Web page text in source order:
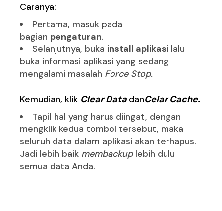
Caranya:
Pertama, masuk pada
bagian pengaturan.
Selanjutnya, buka install aplikasi lalu
buka informasi aplikasi yang sedang
mengalami masalah Force Stop.
Kemudian, klik Clear Data danCelar Cache.
Tapil hal yang harus diingat, dengan
mengklik kedua tombol tersebut, maka
seluruh data dalam aplikasi akan terhapus.
Jadi lebih baik membackuplebih dulu
semua data Anda.